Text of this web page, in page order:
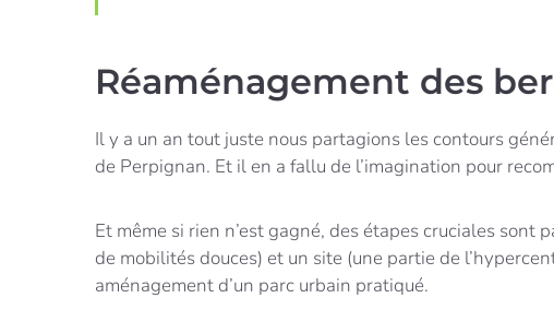
Réaménagement des
Il y a un an tout juste nous partagions les contours
de Perpignan. Et il en a fallu de l’imagination pour
Et même si rien n’est gagné, des étapes cruciales
de mobilités douces) et un site (une partie de
aménagement d’un parc urbain pratiqué.